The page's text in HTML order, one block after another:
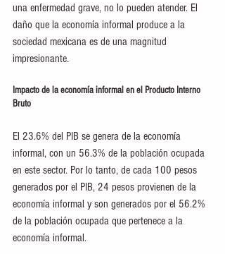
una enfermedad grave, no lo pueden atender. El
daño que la economía informal produce a la
sociedad mexicana es de una magnitud
impresionante.
Impacto de la economía informal en el Producto Interno
Bruto
El 23.6% del PIB se genera de la economía
informal, con un 56.3% de la población ocupada
en este sector. Por lo tanto, de cada 100 pesos
generados por el PIB, 24 pesos provienen de la
economía informal y son generados por el 56.2%
de la población ocupada que pertenece a la
economía informal.